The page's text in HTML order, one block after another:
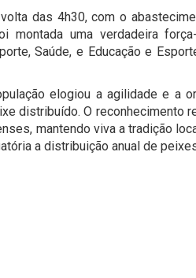
das 4h30, com o
uma verdadeira
Saúde, e Educação e
elogiou a agilidade e a
distribuído. O reconhecimento
mantendo viva a tradição
a distribuição anual de